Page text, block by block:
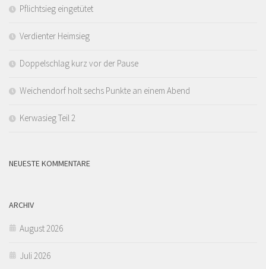
Pflichtsieg eingetütet
Verdienter Heimsieg
Doppelschlag kurz vor der Pause
Weichendorf holt sechs Punkte an einem Abend
Kerwasieg Teil 2
NEUESTE KOMMENTARE
ARCHIV
August 2026
Juli 2026